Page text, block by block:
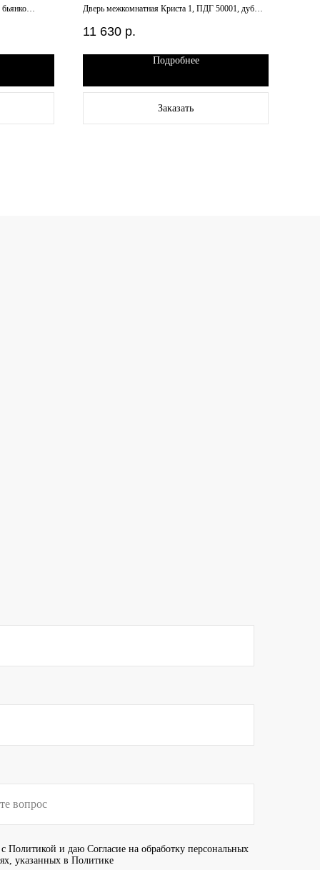
европейский, 900х2000
Дверь межкомнатная Криста 1, ПДГ 50001, дуб
11 630 р.
Подробнее
Заказать
Политикой и даю Согласие на обработку персональных
указанных в Политике